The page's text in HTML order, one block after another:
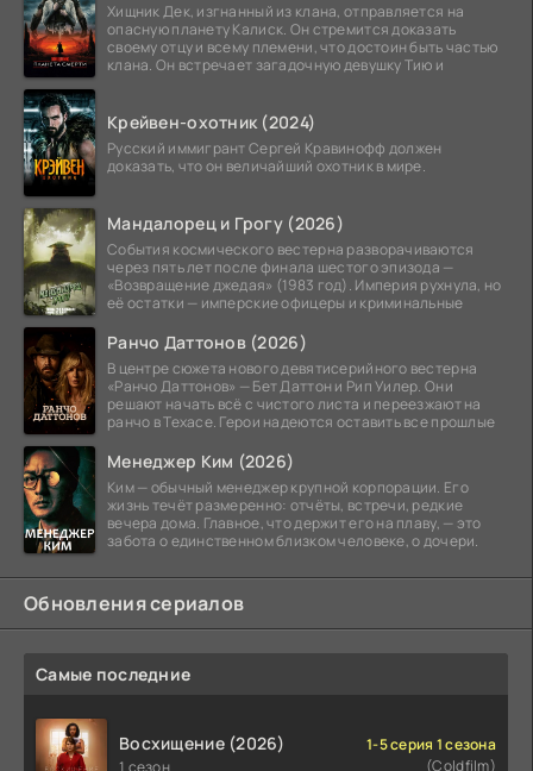
Хищник Дек, изгнанный из клана, отправляется на
опасную планету Калиск. Он стремится доказать
своему отцу и всему племени, что достоин быть частью
клана. Он встречает загадочную девушку Тию и
Крейвен-охотник (2024)
Русский иммигрант Сергей Кравинофф должен
доказать, что он величайший охотник в мире.
Мандалорец и Грогу (2026)
События космического вестерна разворачиваются
через пять лет после финала шестого эпизода —
«Возвращение джедая» (1983 год). Империя рухнула, но
её остатки — имперские офицеры и криминальные
Ранчо Даттонов (2026)
В центре сюжета нового девятисерийного вестерна
«Ранчо Даттонов» — Бет Даттон и Рип Уилер. Они
решают начать всё с чистого листа и переезжают на
ранчо в Техасе. Герои надеются оставить все прошлые
Менеджер Ким (2026)
Ким — обычный менеджер крупной корпорации. Его
жизнь течёт размеренно: отчёты, встречи, редкие
вечера дома. Главное, что держит его на плаву, — это
забота о единственном близком человеке, о дочери.
Обновления сериалов
Самые последние
Восхищение (2026)
1-5 серия 1 сезона
(Coldfilm)